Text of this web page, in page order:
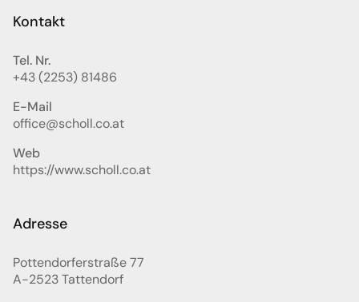
Kontakt
Tel. Nr.
+43 (2253) 81486
E-Mail
office@scholl.co.at
Web
https://www.scholl.co.at
Adresse
Pottendorferstraße 77
A-2523Tattendorf